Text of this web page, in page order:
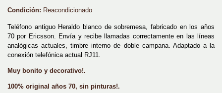
Condición: Reacondicionado
Teléfono antiguo Heraldo blanco de sobremesa, fabricado en los años
70 por Ericsson. Envía y recibe llamadas correctamente en las líneas
analógicas actuales, timbre interno de doble campana. Adaptado a la
conexión telefónica actual RJ11.
Muy bonito y decorativo!.
100% original años 70, sin pinturas!.